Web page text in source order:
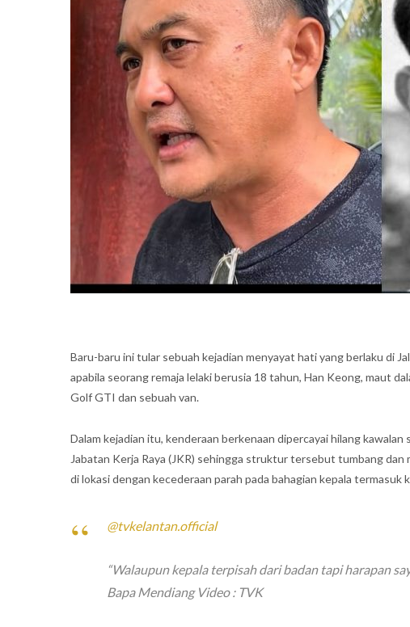
Baru-baru ini tular sebuah kejadian menyayat hati yang berlaku di
apabila seorang remaja lelaki berusia 18 tahun, Han Keong, maut
Golf GTI dan sebuah van.
Dalam kejadian itu, kenderaan berkenaan dipercayai hilang
Jabatan Kerja Raya (JKR) sehingga struktur tersebut tumbang dan
di lokasi dengan kecederaan parah pada bahagian kepala
@tvkelantan.official
“Walaupun kepala terpisah dari badan tapi harapan
Bapa Mendiang Video : TVK